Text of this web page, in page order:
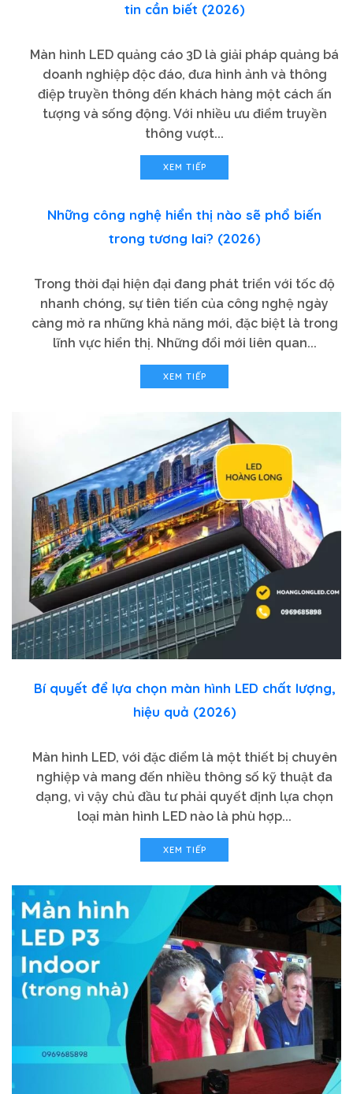
tin cần biết (2026)
Màn hình LED quảng cáo 3D là giải pháp quảng bá
doanh nghiệp độc đáo, đưa hình ảnh và thông
điệp truyền thông đến khách hàng một cách ấn
tượng và sống động. Với nhiều ưu điểm truyền
thông vượt...
XEM TIẾP
Những công nghệ hiển thị nào sẽ phổ biến
trong tương lai? (2026)
Trong thời đại hiện đại đang phát triển với tốc độ
nhanh chóng, sự tiên tiến của công nghệ ngày
càng mở ra những khả năng mới, đặc biệt là trong
lĩnh vực hiển thị. Những đổi mới liên quan...
XEM TIẾP
Bí quyết để lựa chọn màn hình LED chất lượng,
hiệu quả (2026)
Màn hình LED, với đặc điểm là một thiết bị chuyên
nghiệp và mang đến nhiều thông số kỹ thuật đa
dạng, vì vậy chủ đầu tư phải quyết định lựa chọn
loại màn hình LED nào là phù hợp...
XEM TIẾP